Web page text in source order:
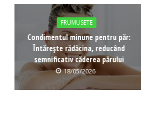
FRUMUSETE
Condimentul minune pentru păr:
Întărește rădăcina, reducând
semnificativ căderea părului
18/05/2026